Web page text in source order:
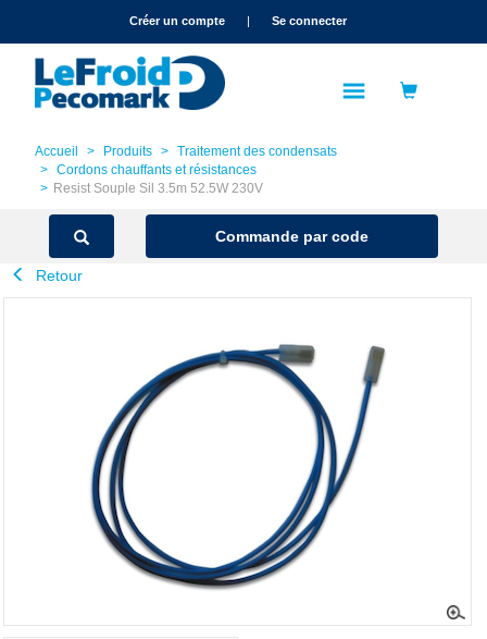
text.skipToNavigationCréer un compte | Se connecter
Accueil Produits
Traitement des condensats
Cordons chauffants et résistances
Resist Souple Sil 3.5m 52.5W 230V
Commande par code
Retour